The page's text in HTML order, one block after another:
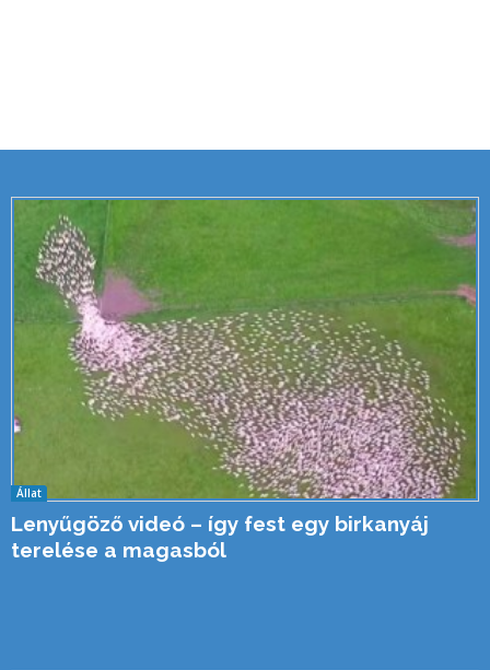
Állat
Lenyűgöző videó – így fest egy birkanyáj
terelése a magasból